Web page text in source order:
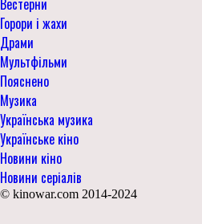
Вестерни
Горори і жахи
Драми
Мультфільми
Пояснено
Музика
Українська музика
Українське кіно
Новини кіно
Новини серіалів
© kinowar.com 2014-2024